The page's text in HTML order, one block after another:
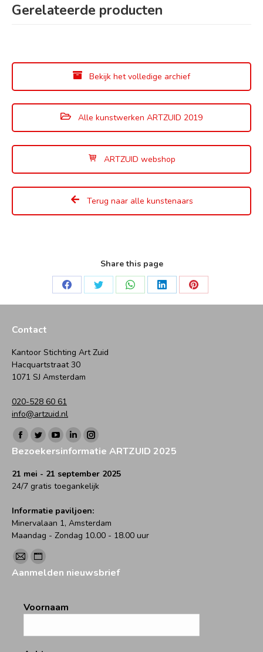
Gerelateerde producten
Bekijk het volledige archief
Alle kunstwerken ARTZUID 2019
ARTZUID webshop
Terug naar alle kunstenaars
Share this page
Deel
Deel
Deel
Deel
Deel
Contact
Kantoor Stichting Art Zuid
Hacquartstraat 30
1071 SJ Amsterdam
020-528 60 61
info@artzuid.nl
Vind ons op:
Facebook
page
opens
in
window
Twitter
page
opens
in
window
YouTube
page
opens
in
window
Linkedin
page
opens
in
window
Instagram
page
opens
in
window
Bezoekersinformatie ARTZUID 2025
21 mei - 21 september 2025
24/7 gratis toegankelijk
Informatie paviljoen:
Minervalaan 1, Amsterdam
Maandag - Zondag 10.00 - 18.00 uur
Vind ons op:
Mail
page
in
window
Website
page
in
window
Aanmelden nieuwsbrief
Voornaam